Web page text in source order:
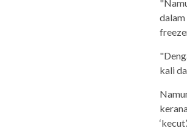
kali
‘kecut’.